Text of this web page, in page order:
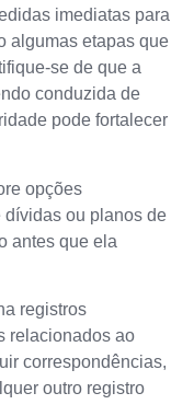
imediatas para
algumas etapas que
se de que a
conduzida de
pode fortalecer
opções
dívidas ou planos de
antes que ela
registros
relacionados ao
correspondências,
outro registro